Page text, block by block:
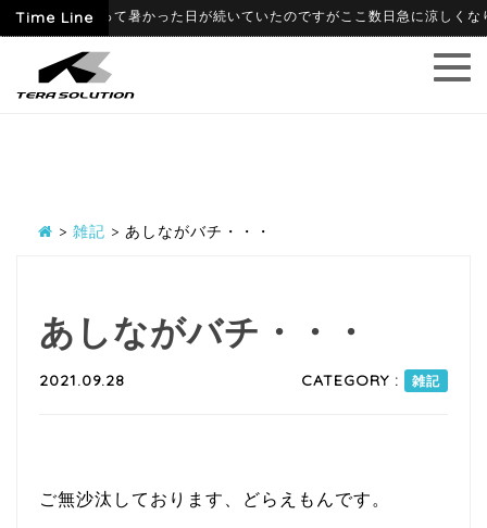
Time Line
09 6月に入って暑かった日が続いていたのですがここ数日急に涼しくな
> 雑記 > あしながバチ・・・
あしながバチ・・・
2021.09.28 CATEGORY : 雑記
ご無沙汰しております、どらえもんです。